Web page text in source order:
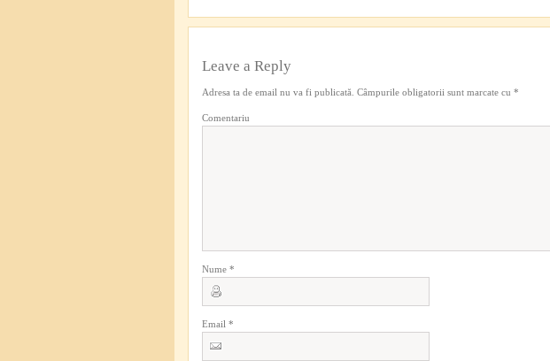
Leave a Reply
Adresa ta de email nu va fi publicată. Câmpurile obligatorii sunt marcate cu *
Comentariu
Nume *
Email *